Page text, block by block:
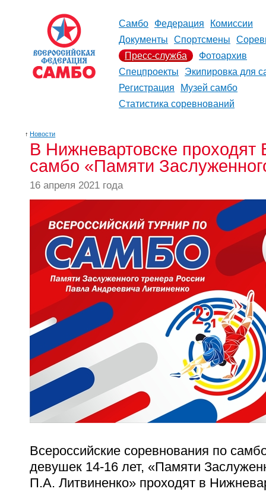
Самбо Федерация
Комиссии
Документы
Спортсмены
Пресс-служба
Фотоархив
Спецпроекты
Экипировка для
Регистрация
Музей самбо
Статистика соревнований
↑ Новости
В Нижневартовске проходят
самбо «Памяти
16 апреля 2021 года
Всероссийские соревнования по
девушек 14-16 лет, «Памяти
П.А. Литвиненко» проходят в